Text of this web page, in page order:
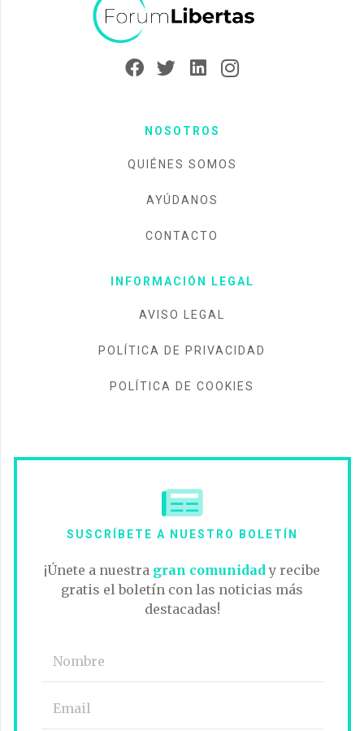
NOSOTROS
QUIÉNES SOMOS
AYÚDANOS
CONTACTO
INFORMACIÓN LEGAL
AVISO LEGAL
POLÍTICA DE PRIVACIDAD
POLÍTICA DE COOKIES
SUSCRÍBETE A NUESTRO BOLETÍN
¡Únete a nuestra gran comunidady recibe
gratis el boletín con las noticias más
destacadas!